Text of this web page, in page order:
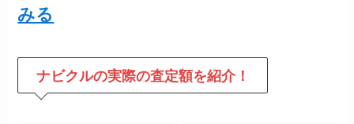
みる
ナビクルの実際の査定額を紹介！